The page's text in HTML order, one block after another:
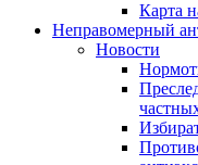
Карта
Неправомерный
Новости